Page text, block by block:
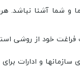
آشنا نباشد.
خود از روشی
و ادارات